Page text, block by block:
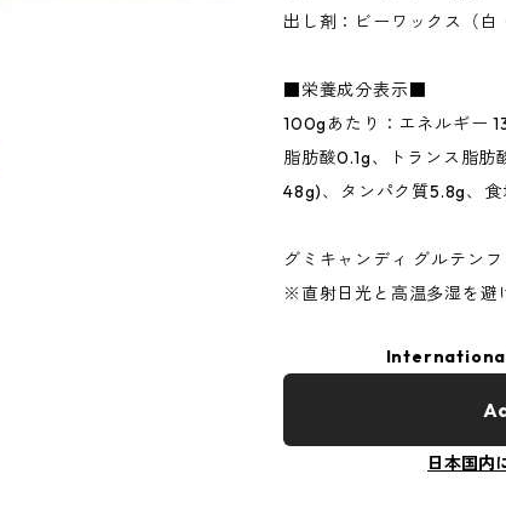
出し剤：ビーワックス（白
■栄養成分表示■
100gあたり：エネルギー
脂肪酸0.1g、トランス脂
48g)、タンパク質5.8g、
グミキャンディ グルテン
※直射日光と高温多湿を避
日本国内